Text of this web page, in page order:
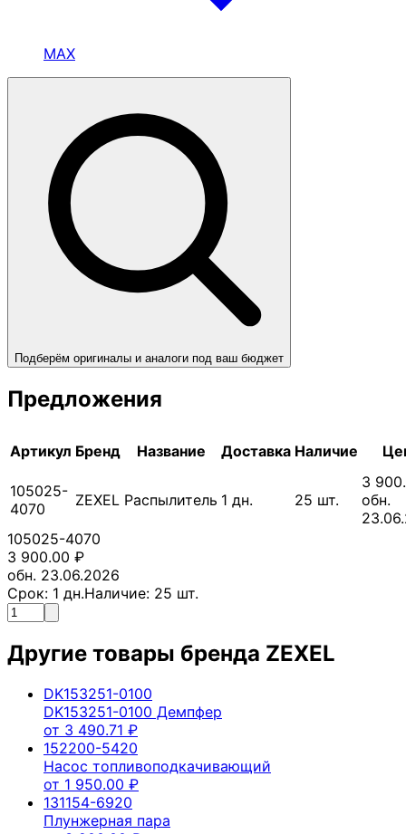
MAX
Подберём оригиналы и аналоги под ваш бюджет
Предложения
Артикул Бренд Название Доставка Наличие
105025-
4070
ZEXEL Распылитель 1 дн. 25 шт.
3
обн.
105025-4070
3 900.00 ₽
обн. 23.06.2026
Срок: 1 дн.Наличие: 25 шт.
Другие товары бренда ZEXEL
DK153251-0100
DK153251-0100 Демпфер
от 3 490.71 ₽
152200-5420
Насос топливоподкачивающий
от 1 950.00 ₽
131154-6920
Плунжерная пара